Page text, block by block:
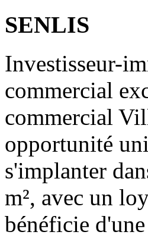
SENLIS
Investisseur-
commercial
commercial
opportunité
s'implanter
m², avec un
bénéficie